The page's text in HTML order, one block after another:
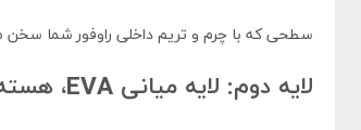
سطحی که با چرم و تریم داخلی راوفور شما
لایه دوم: لایه میانی EVA، هسته‌ای از آرامش